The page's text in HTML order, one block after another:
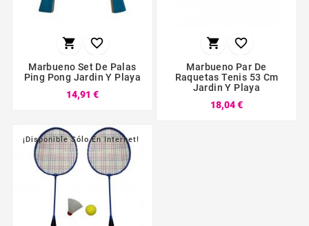
 
Marbueno Set De Palas
Ping Pong Jardin Y Playa
14,91 €
 
Marbueno Par De
Raquetas Tenis 53 Cm
Jardin Y Playa
18,04 €
¡Disponible Sólo En Internet!